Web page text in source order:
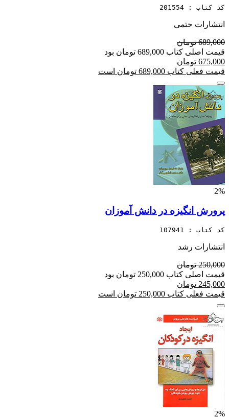
کد کتاب : 201554
انتشارات حتمی
689,000 تومان
قیمت اصلی کتاب 689,000 تومان بود
675,000 تومان
قیمت فعلی کتاب 689,000 تومان است
2%
پرورش انگیزه در دانش آموزان
کد کتاب : 107941
انتشارات رشد
250,000 تومان
قیمت اصلی کتاب 250,000 تومان بود
245,000 تومان
قیمت فعلی کتاب 250,000 تومان است
2%